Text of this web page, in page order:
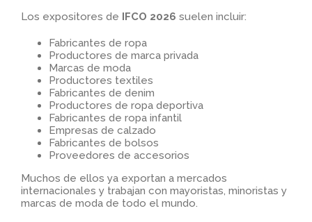
Los expositores de IFCO 2026 suelen incluir:
Fabricantes de ropa
Productores de marca privada
Marcas de moda
Productores textiles
Fabricantes de denim
Productores de ropa deportiva
Fabricantes de ropa infantil
Empresas de calzado
Fabricantes de bolsos
Proveedores de accesorios
Muchos de ellos ya exportan a mercados
internacionales y trabajan con mayoristas, minoristas y
marcas de moda de todo el mundo.